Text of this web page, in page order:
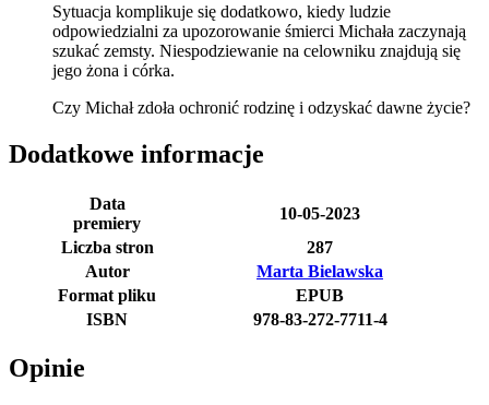
Sytuacja komplikuje się dodatkowo, kiedy ludzie
odpowiedzialni za upozorowanie śmierci Michała zaczynają
szukać zemsty. Niespodziewanie na celowniku znajdują się
jego żona i córka.
Czy Michał zdoła ochronić rodzinę i odzyskać dawne życie?
Dodatkowe informacje
Data
premiery
10-05-2023
Liczba stron
287
Autor
Marta Bielawska
Format pliku
EPUB
ISBN
978-83-272-7711-4
Opinie